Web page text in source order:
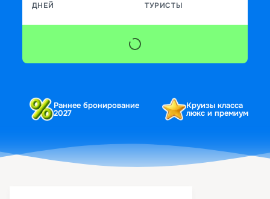
ДНЕЙ ТУРИСТЫ
Раннее бронирование
2027
Круизы класса
люкс и премиум